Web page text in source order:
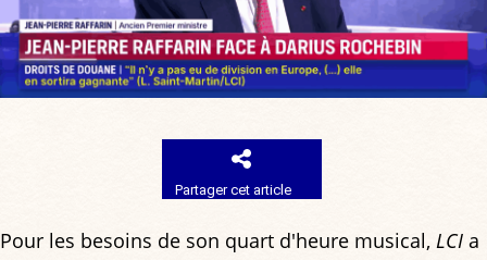
Partager cet article
Pour les besoins de son quart d'heure musical, LCI a